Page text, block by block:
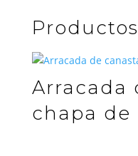
Arracada
chapa de